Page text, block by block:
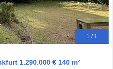
1 / 1
1.290.000 € 140 m²